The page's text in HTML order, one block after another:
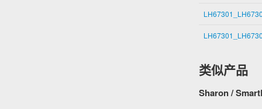
类似产品
Sharon /